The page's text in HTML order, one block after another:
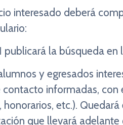
interesado deberá
publicará la búsqueda
y egresados
contacto informadas, con
honorarios, etc.).
que llevará